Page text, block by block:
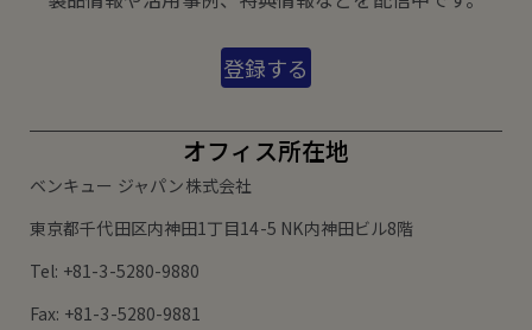
登録する
オフィス所在地
ベンキュー ジャパン株式会社
東京都千代田区内神田1丁目14-5 NK内神田ビル8階
Tel: +81-3-5280-9880
Fax: +81-3-5280-9881